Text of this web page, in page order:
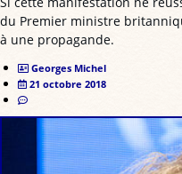
du Premier ministre
à une propagande.
Georges Michel
21 octobre 2018